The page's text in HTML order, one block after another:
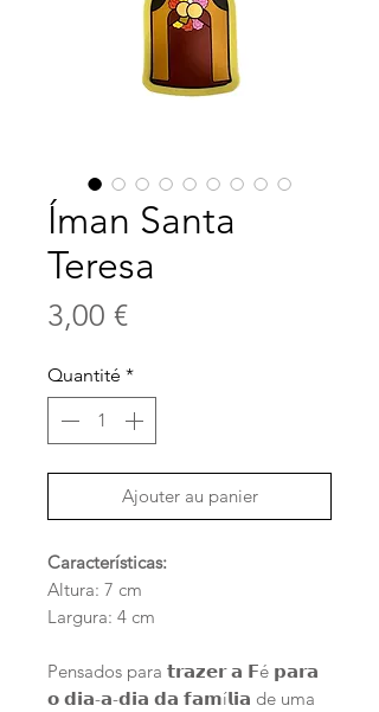
Íman Santa
Teresa
3,00 €Prix
Quantité *
Ajouter au panier
Características:
Altura: 7 cm
Largura: 4 cm
Pensados para 𝘁𝗿𝗮𝘇𝗲𝗿 𝗮 𝗙é 𝗽𝗮𝗿𝗮
𝗼 𝗱𝗶𝗮-𝗮-𝗱𝗶𝗮 𝗱𝗮 𝗳𝗮𝗺í𝗹𝗶𝗮 de uma